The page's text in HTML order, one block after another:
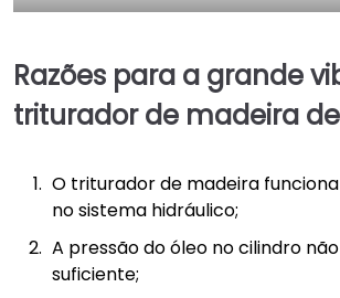
Razões para a grande
triturador de madeira
O triturador de madeira
no sistema hidráulico;
A pressão do óleo no cilindro
suficiente;